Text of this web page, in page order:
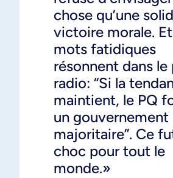
chose qu’une
victoire morale.
mots fatidiques
résonnent dans le
radio: “Si la
maintient, le PQ
un gouvernement
majoritaire”. Ce
choc pour tout le
monde.»